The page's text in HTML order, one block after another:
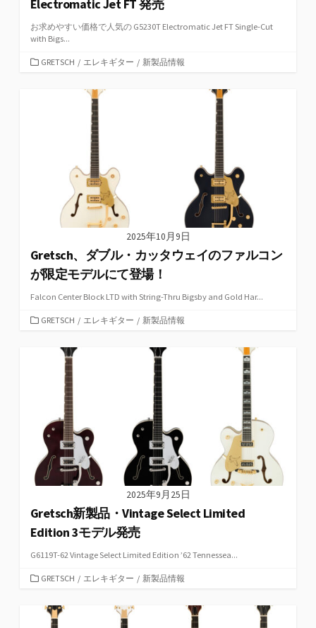
Electromatic Jet FT 発売
お求めやすい価格で人気の G5230T Electromatic Jet FT Single-Cut
with Bigs...
カGRETSCH / エレキギター / 新製品情報
2025年10月9日
Gretsch、ダブル・カッタウェイのファルコン
が限定モデルにて登場！
Falcon Center Block LTD with String-Thru Bigsby and Gold Har...
カGRETSCH / エレキギター / 新製品情報
2025年9月25日
Gretsch新製品・Vintage Select Limited
Edition 3モデル発売
G6119T-62 Vintage Select Limited Edition ’62 Tennessea...
カ
ゴ
GRETSCH / エレキギター / 新製品情報